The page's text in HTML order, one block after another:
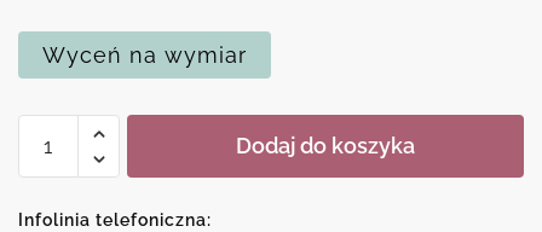
Wyceń na wymiar
Fototapeta
up
Dodaj do koszyka
Infolinia telefoniczna: